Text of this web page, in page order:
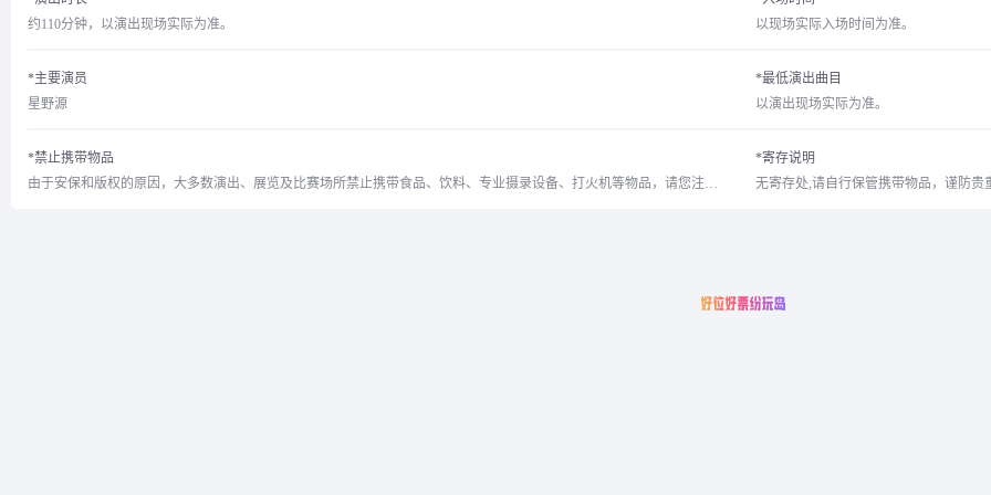
约110分钟，以演出现场实际为准。
以现场实际入场时间为准。
*主要演员
星野源
*最低演出曲目
以演出现场实际为准。
*禁止携带物品
由于安保和版权的原因，大多数演出、展览及比赛场所禁止携带食品、饮料、专业摄录设备、打火机等物品，请您注意现场工作人员和广播的提示，予以配合。
*寄存说明
无寄存处,请自行保管携带物品，谨防贵